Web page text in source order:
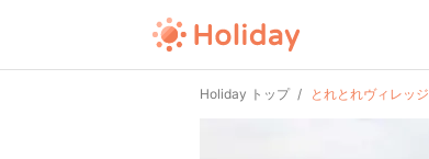
Holiday トップ とれとれヴィレッジ